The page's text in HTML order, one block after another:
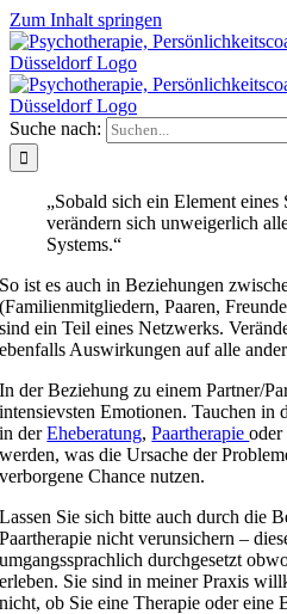
Zum Inhalt springen
Suche nach:
„Sobald sich ein Element eines
verändern sich unweigerlich
Systems.“
So ist es auch in Beziehungen
(Familienmitgliedern, Paaren,
sind ein Teil eines Netzwerks.
ebenfalls Auswirkungen auf alle
In der Beziehung zu einem Partner/
intensievsten Emotionen. Tauchen in
in derEheberatung,Paartherapieoder
werden, was die Ursache der
verborgene Chance nutzen.
Lassen Sie sich bitte auch durch die
Paartherapie nicht verunsichern –
umgangssprachlich durchgesetzt
erleben. Sie sind in meiner Praxis
nicht, ob Sie eine Therapie oder eine